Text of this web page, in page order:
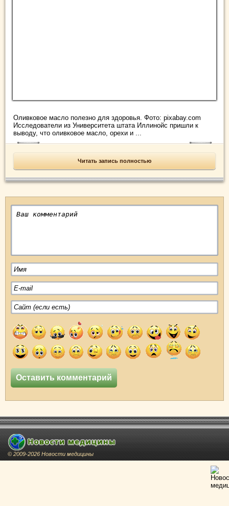
Оливковое масло полезно для здоровья. Фото: pixabay.com
Исследователи из Университета штата Иллинойс пришли к
выводу, что оливковое масло, орехи и ...
Читать запись полностью
© 2009-2026 Новости медицины